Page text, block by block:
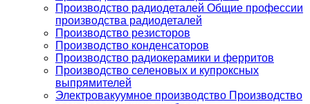
Производство радиодеталей Общие профессии
производства радиодеталей
Производство резисторов
Производство конденсаторов
Производство радиокерамики и ферритов
Производство селеновых и купроксных
выпрямителей
Электровакуумное производство Производство